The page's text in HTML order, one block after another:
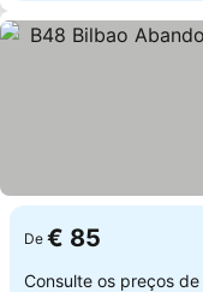
De € 85
Consulte os preços de